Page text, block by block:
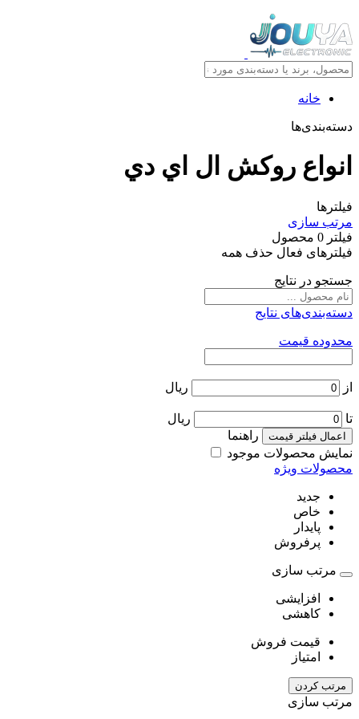
خانه
دسته‌بندی‌ها
انواع روکش ال اي دي
فیلترها
مرتب سازی
فیلتر 0 محصول
فیلترهای فعال حذف همه
جستجو در نتایج
دسته‌بندی‌های نتایج
محدوده قیمت
از ریال
تا ریال
اعمال فیلتر قیمت
راهنما
نمایش محصولات موجود
محصولات ویژه
جدید
خاص
پایدار
پرفروش
مرتب سازی
افزایشی
کاهشی
قیمت فروش
امتیاز
مرتب کردن
مرتب سازی